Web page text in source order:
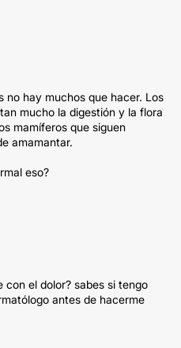
no hay muchos que hacer. Los
mucho la digestión y la flora
mamíferos que siguen
amamantar.
eso?
con el dolor? sabes si tengo
antes de hacerme